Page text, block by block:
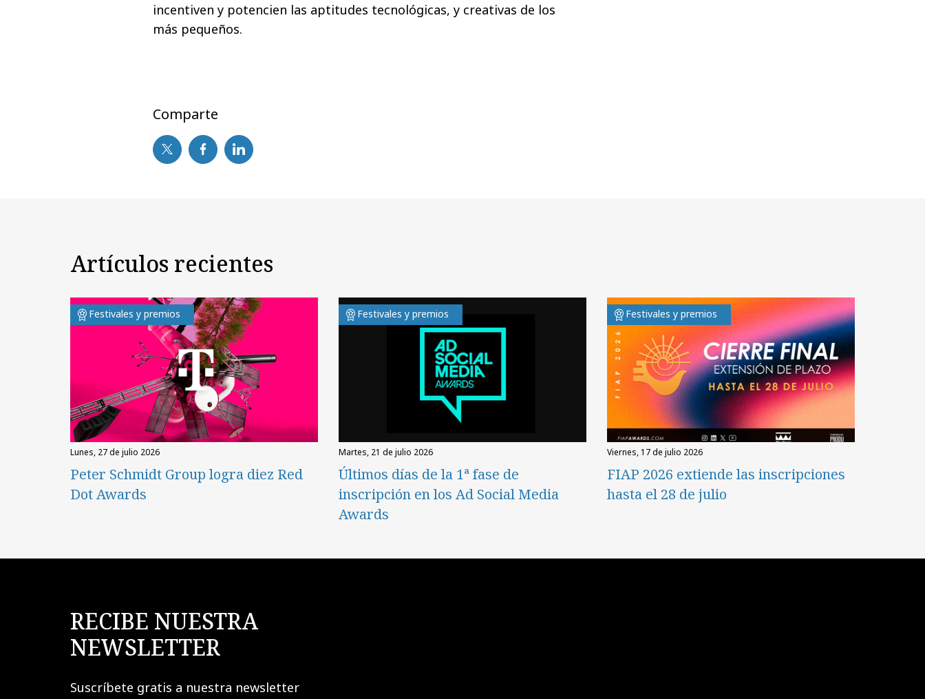
incentiven y potencien las aptitudes tecnológicas, y creativas de los
más pequeños.
Comparte
Artículos recientes
Festivales y premios
lunes, 27 de julio 2026
Peter Schmidt Group logra diez Red
Dot Awards
Festivales y premios
martes, 21 de julio 2026
Últimos días de la 1ª fase de
inscripción en los Ad Social Media
Awards
Festivales y premios
viernes, 17 de julio 2026
FIAP 2026 extiende las inscripciones
hasta el 28 de julio
RECIBE NUESTRA
NEWSLETTER
Suscríbete gratis a nuestra newsletter